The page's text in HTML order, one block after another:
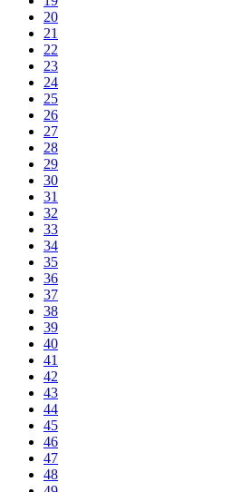
20
21
22
23
24
25
26
27
28
29
30
31
32
33
34
35
36
37
38
39
40
41
42
43
44
45
46
47
48